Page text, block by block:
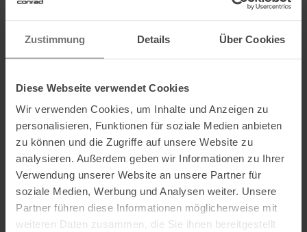
Zustimmung Details Über Cookies
Diese Webseite verwendet Cookies
Wir verwenden Cookies, um Inhalte und Anzeigen zu
personalisieren, Funktionen für soziale Medien anbieten
zu können und die Zugriffe auf unsere Website zu
analysieren. Außerdem geben wir Informationen zu Ihrer
Verwendung unserer Website an unsere Partner für
soziale Medien, Werbung und Analysen weiter. Unsere
Partner führen diese Informationen möglicherweise mit
weiteren Daten zusammen, die Sie ihnen bereitgestellt
Das frauenspezifische der SL-Rückenlänge zeigt sich bereits bei
der Rückenlänge: Frauen haben im Durchschnitt einen nicht ganz
ist deshalb etwas kürzer angelegt als bei den Deuter Standard-
Rucksäcken. Zudem ist das Tragesystem speziell an die
weibliche Anatomie angepasst.
Informationen zu EU Verordnung GPSR
Name des Herstellers:deuter Sport GmbH
Postanschrift des Herstellers:Daimlerstraße 23, 86368
Gersthofen